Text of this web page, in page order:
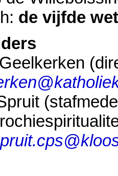
de vijfde